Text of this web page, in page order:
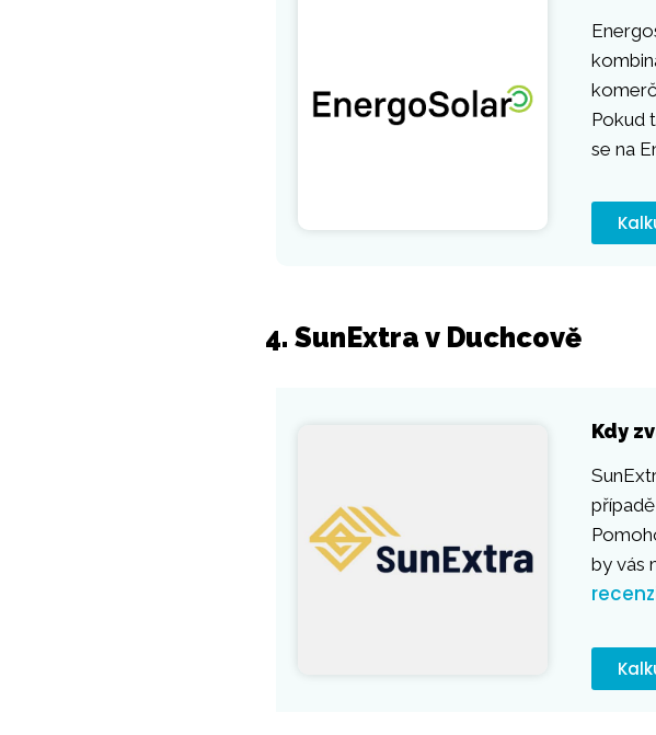
Pokud
se na
4. SunExtra v Duchcově
Kdy
by vás